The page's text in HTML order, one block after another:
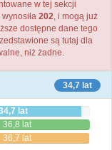
w tej sekcji
202, i mogą już
dostępne dane tego
są tutaj dla
niż żadne.
34,7 lat
lat
36,8 lat
36,7 lat